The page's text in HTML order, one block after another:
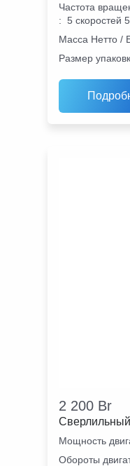
Частота
: 5 скоростей
Масса Нетто /
Размер
2 200 Br
Мощность
Обороты